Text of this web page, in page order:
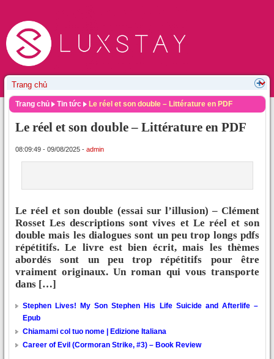
Trang chủ Tin tức Le réel et son double – Littérature en PDF
Le réel et son double – Littérature en PDF
08:09:49 - 09/08/2025 - admin
Le réel et son double (essai sur l’illusion) – Clément
Rosset Les descriptions sont vives et Le réel et son
double mais les dialogues sont un peu trop longs pdfs
répétitifs. Le livre est bien écrit, mais les thèmes
abordés sont un peu trop répétitifs pour être
vraiment originaux. Un roman qui vous transporte
dans […]
Stephen Lives! My Son Stephen His Life Suicide and Afterlife –
Epub
Chiamami col tuo nome | Edizione Italiana
Career of Evil (Cormoran Strike, #3) – Book Review